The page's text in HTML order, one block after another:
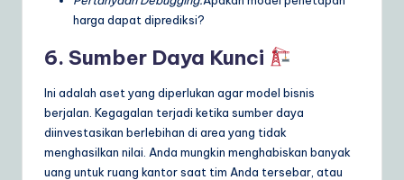
harga dapat diprediksi?
6. Sumber Daya Kunci
Ini adalah aset yang diperlukan agar model bisnis
berjalan. Kegagalan terjadi ketika sumber daya
diinvestasikan berlebihan di area yang tidak
menghasilkan nilai. Anda mungkin menghabiskan banyak
uang untuk ruang kantor saat tim Anda tersebar, atau